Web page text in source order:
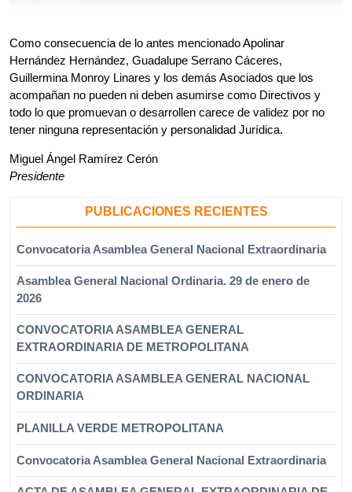
Como consecuencia de lo antes mencionado Apolinar
Hernández Hernández, Guadalupe Serrano Cáceres,
Guillermina Monroy Linares y los demás Asociados que los
acompañan no pueden ni deben asumirse como Directivos y
todo lo que promuevan o desarrollen carece de validez por no
tener ninguna representación y personalidad Jurídica.
Miguel Ángel Ramírez Cerón
Presidente
PUBLICACIONES RECIENTES
Convocatoria Asamblea General Nacional Extraordinaria
Asamblea General Nacional Ordinaria. 29 de enero de
2026
CONVOCATORIA ASAMBLEA GENERAL
EXTRAORDINARIA DE METROPOLITANA
CONVOCATORIA ASAMBLEA GENERAL NACIONAL
ORDINARIA
PLANILLA VERDE METROPOLITANA
Convocatoria Asamblea General Nacional Extraordinaria